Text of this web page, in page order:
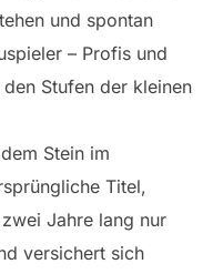
und spontan
– Profis und
Stufen der kleinen
Stein im
Titel,
Jahre lang nur
versichert sich